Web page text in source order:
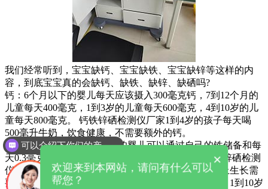
我们经常听到，宝宝缺钙、宝宝缺铁、宝宝缺锌等这样的内
容，到底宝宝真的会缺钙、缺铁、缺锌、缺硒吗?
钙：6个月以下的婴儿每天应该摄入300毫克钙，7到12个月的
儿童每天400毫克，1到3岁的儿童每天600毫克，4到10岁的儿
童每天800毫克。 钙铁锌硒检测仪厂家1到4岁的孩子每天喝
500毫升牛奶，饮食健康，不需要额外的钙。
铁：一般认为，0 - 3个月大的婴儿可以通过自己的铁储备和每
天0.3毫克的母乳铁来满足3个月大的生长需要。钙铁锌硒检测
仪器对于3到12个月大的婴儿来说，每天的铁损失加上生长需
要大约是0.8毫克，每天应该摄入10毫克的铁。 同样，1到10岁
可以介绍下你们的产品么
×
欢迎来到本网站，请问有什么可以
帮您？